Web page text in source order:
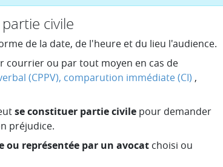
civile
de la date, de l'heure et du lieu l'audience.
courrier ou par tout moyen en cas de
(CPPV), comparution immédiate (CI) ,
se constituer partie civile pour demander
préjudice.
ou représentée par un avocat choisi ou